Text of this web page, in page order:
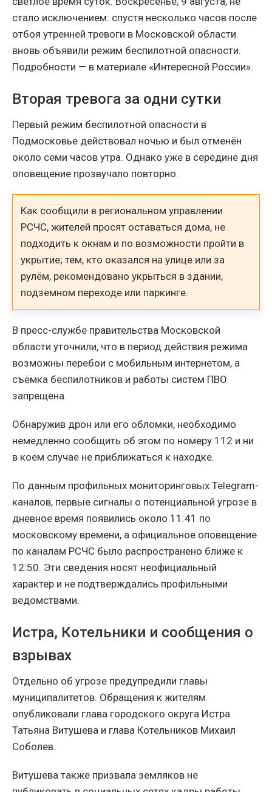
стало исключением: спустя несколько часов после
отбоя утренней тревоги в Московской области
вновь объявили режим беспилотной опасности.
Подробности — в материале «Интересной России».
Вторая тревога за одни сутки
Первый режим беспилотной опасности в
Подмосковье действовал ночью и был отменён
около семи часов утра. Однако уже в середине дня
оповещение прозвучало повторно.
Как сообщили в региональном управлении
РСЧС, жителей просят оставаться дома, не
подходить к окнам и по возможности пройти в
укрытие; тем, кто оказался на улице или за
рулём, рекомендовано укрыться в здании,
подземном переходе или паркинге.
В пресс-службе правительства Московской
области уточнили, что в период действия режима
возможны перебои с мобильным интернетом, а
съёмка беспилотников и работы систем ПВО
запрещена.
Обнаружив дрон или его обломки, необходимо
немедленно сообщить об этом по номеру 112 и ни
в коем случае не приближаться к находке.
По данным профильных мониторинговых Telegram-
каналов, первые сигналы о потенциальной угрозе в
дневное время появились около 11:41 по
московскому времени, а официальное оповещение
по каналам РСЧС было распространено ближе к
12:50. Эти сведения носят неофициальный
характер и не подтверждались профильными
ведомствами.
Истра, Котельники и сообщения о
взрывах
Отдельно об угрозе предупредили главы
муниципалитетов. Обращения к жителям
опубликовали глава городского округа Истра
Татьяна Витушева и глава Котельников Михаил
Соболев.
Витушева также призвала земляков не